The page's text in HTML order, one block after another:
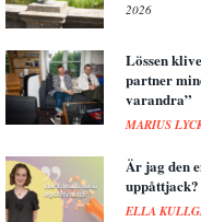
2026
Lössen
partner
varandra”
MARIUS
Är jag den
uppåttjack?
ELLA